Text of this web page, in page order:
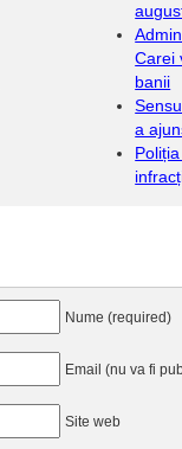
Carei
banii
a
Nume (required)
Email (nu va fi
Site web